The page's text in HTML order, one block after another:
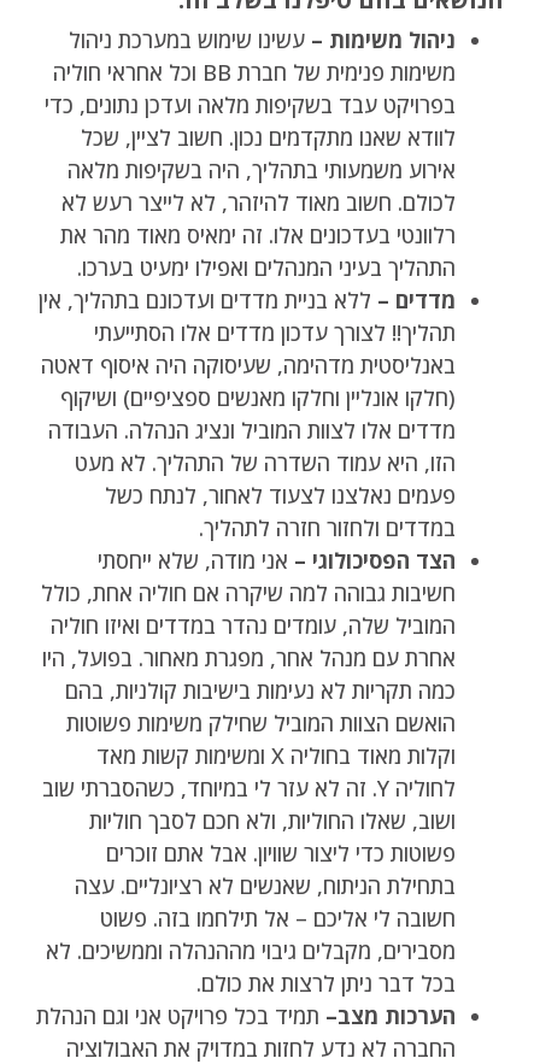
ניהול משימות – עשינו שימוש במערכת ניהול
משימות פנימית של חברת BB וכל אחראי חוליה
בפרויקט עבד בשקיפות מלאה ועדכן נתונים, כדי
לוודא שאנו מתקדמים נכון. חשוב לציין, שכל
אירוע משמעותי בתהליך, היה בשקיפות מלאה
לכולם. חשוב מאוד להיזהר, לא לייצר רעש לא
רלוונטי בעדכונים אלו. זה ימאיס מאוד מהר את
התהליך בעיני המנהלים ואפילו ימעיט בערכו.
מדדים – ללא בניית מדדים ועדכונם בתהליך, אין
תהליך!! לצורך עדכון מדדים אלו הסתייעתי
באנליסטית מדהימה, שעיסוקה היה איסוף דאטה
(חלקו אונליין וחלקו מאנשים ספציפיים) ושיקוף
מדדים אלו לצוות המוביל ונציג הנהלה. העבודה
הזו, היא עמוד השדרה של התהליך. לא מעט
פעמים נאלצנו לצעוד לאחור, לנתח כשל
במדדים ולחזור חזרה לתהליך.
הצד הפסיכולוגי – אני מודה, שלא ייחסתי
חשיבות גבוהה למה שיקרה אם חוליה אחת, כולל
המוביל שלה, עומדים נהדר במדדים ואיזו חוליה
אחרת עם מנהל אחר, מפגרת מאחור. בפועל, היו
כמה תקריות לא נעימות בישיבות קולניות, בהם
הואשם הצוות המוביל שחילק משימות פשוטות
וקלות מאוד בחוליה X ומשימות קשות מאד
לחוליה Y. זה לא עזר לי במיוחד, כשהסברתי שוב
ושוב, שאלו החוליות, ולא חכם לסבך חוליות
פשוטות כדי ליצור שוויון. אבל אתם זוכרים
בתחילת הניתוח, שאנשים לא רציונליים. עצה
חשובה לי אליכם – אל תילחמו בזה. פשוט
מסבירים, מקבלים גיבוי מההנהלה וממשיכים. לא
בכל דבר ניתן לרצות את כולם.
הערכות מצב– תמיד בכל פרויקט אני וגם הנהלת
החברה לא נדע לחזות במדויק את האבולוציה